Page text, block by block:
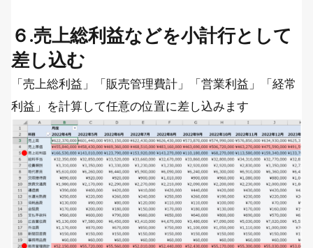
６.売上総利益などを小計行として
差し込む
「売上総利益」「販売管理費計」「営業利益」「経常
利益」を計算して任意の位置に差し込みます